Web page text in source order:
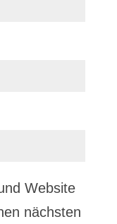
Website
nächsten